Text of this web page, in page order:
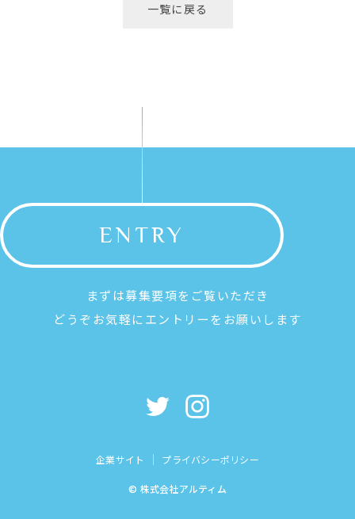
一覧に戻る
ENTRY
まずは募集要項をご覧いただき
どうぞお気軽にエントリーをお願いします
企業サイト プライバシーポリシー
© 株式会社アルティム